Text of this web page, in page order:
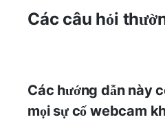
Các câu hỏi
Các hướng dẫn này
mọi sự cố webcam